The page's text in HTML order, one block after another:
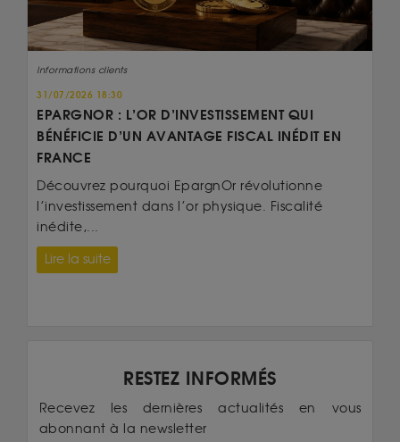
Informations clients
31/07/2026 18:30
EPARGNOR : L’OR D’INVESTISSEMENT QUI
BÉNÉFICIE D’UN AVANTAGE FISCAL INÉDIT EN
FRANCE
Découvrez pourquoi EpargnOr révolutionne
l’investissement dans l’or physique. Fiscalité
inédite,...
Lire la suite
RESTEZ INFORMÉS
Recevez les dernières actualités en vous
abonnant à la newsletter